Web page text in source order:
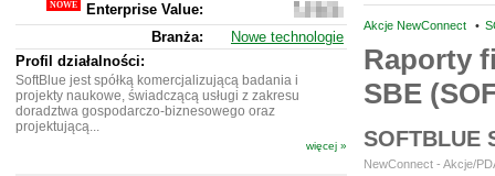
Akcje NewConnect •
Raporty
SBE
SOFTBLUE
NewConnect - Akcje/
Enterprise Value:
20
020
910
Branża:
Nowe technologie
Profil działalności:
SoftBlue jest spółką komercjalizującą badania i
projekty naukowe, świadczącą usługi z zakresu
doradztwa gospodarczo-biznesowego oraz
projektującą...
więcej »